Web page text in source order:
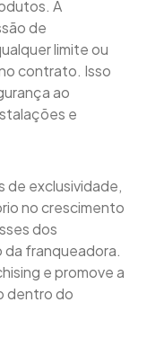
A
de
limite ou
contrato. Isso
ao
e
de exclusividade,
no crescimento
dos
franqueadora.
e promove a
dentro do